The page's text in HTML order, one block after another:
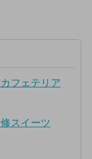
フェテリア
スイーツ